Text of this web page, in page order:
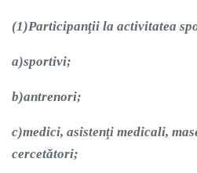
(1)Participanţii la activitatea
a)sportivi;
b)antrenori;
c)medici, asistenţi medicali,
cercetători;